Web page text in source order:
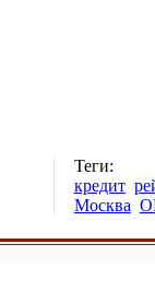
Теги:
кредит
Москва